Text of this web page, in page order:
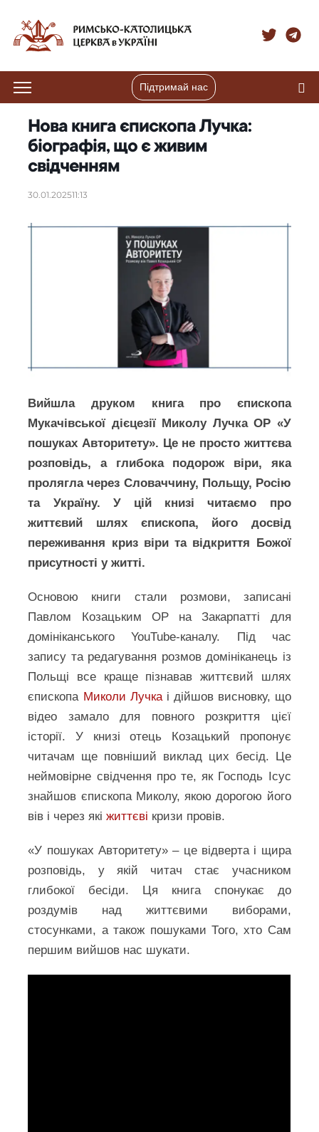
Підтримай нас
Нова книга єпископа Лучка:
біографія, що є живим
свідченням
30.01.202511:13
Вийшла друком книга про єпископа
Мукачівської дієцезії Миколу Лучка ОР «У
пошуках Авторитету». Це не просто життєва
розповідь, а глибока подорож віри, яка
пролягла через Словаччину, Польщу, Росію
та Україну. У цій книзі читаємо про
життєвий шлях єпископа, його досвід
переживання криз віри та відкриття Божої
присутності у житті.
Основою книги стали розмови, записані
Павлом Козацьким ОР на Закарпатті для
домініканського YouTube-каналу. Під час
запису та редагування розмов домініканець із
Польщі все краще пізнавав життєвий шлях
єпископа Миколи Лучкаі дійшов висновку, що
відео замало для повного розкриття цієї
історії. У книзі отець Козацький пропонує
читачам ще повніший виклад цих бесід. Це
неймовірне свідчення про те, як Господь Ісус
знайшов єпископа Миколу, якою дорогою його
вів і через якіжиттєві кризи провів.
«У пошуках Авторитету» – це відверта і щира
розповідь, у якій читач стає учасником
глибокої бесіди. Ця книга спонукає до
роздумів над життєвими виборами,
стосунками, а також пошуками Того, хто Сам
першим вийшов нас шукати.